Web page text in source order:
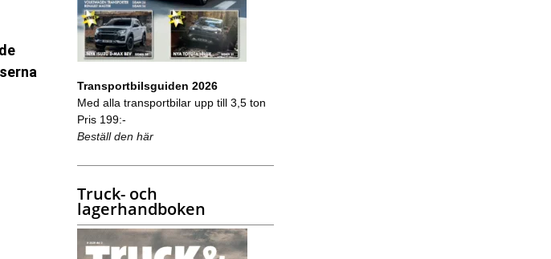
Transportbilsguiden 2026
Med alla transportbilar upp till 3,5 ton
Pris 199:-
Beställ den här
Truck- och
lagerhandboken